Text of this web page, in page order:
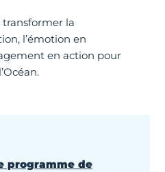
transformer la
l’émotion en
en action pour
programme de